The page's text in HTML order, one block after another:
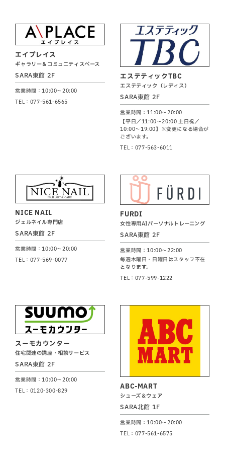
エイプレイス
ギャラリー＆コミュニティスペース
SARA東館 2F
営業時間：10:00～20:00
TEL：077-561-6565
エステティックTBC
エステティック（レディス）
SARA東館 2F
営業時間：11:00～20:00
【平日／11:00～20:00 土日祝／
10:00～19:00】※変更になる場合が
ございます。
TEL：077-563-6011
NICE NAIL
ジェルネイル専門店
SARA東館 2F
営業時間：10:00～20:00
TEL：077-569-0077
FURDI
女性専用AIパーソナルトレーニング
SARA東館 2F
営業時間：10:00～22:00
毎週木曜日・日曜日はスタッフ不在
となります。
TEL：077-599-1222
スーモカウンター
住宅関連の講座・相談サービス
SARA東館 2F
営業時間：10:00～20:00
TEL：0120-300-829
ABC-MART
シューズ＆ウェア
SARA北館 1F
営業時間：10:00～20:00
TEL：077-561-6575